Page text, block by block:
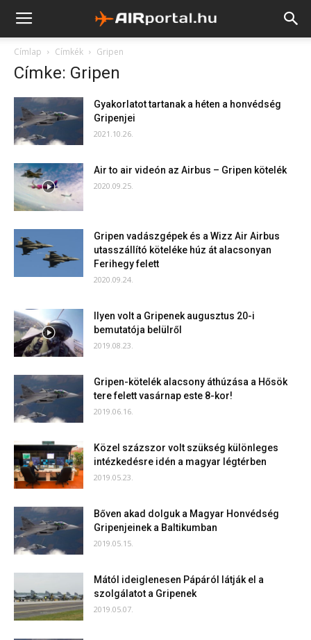
Címlap Címkék Gripen
Címke: Gripen
Gyakorlatot tartanak a héten a honvédség
Gripenjei
2021.10.26.
Air to air videón az Airbus – Gripen kötelék
2020.09.25.
Gripen vadászgépek és a Wizz Air Airbus
utasszállító köteléke húz át alacsonyan
Ferihegy felett
2020.09.24.
Ilyen volt a Gripenek augusztus 20-i
bemutatója belülről
2019.08.23.
Gripen-kötelék alacsony áthúzása a Hősök
tere felett vasárnap este 8-kor!
2019.06.16.
Közel százszor volt szükség különleges
intézkedésre idén a magyar légtérben
2019.05.23.
Bőven akad dolguk a Magyar Honvédség
Gripenjeinek a Baltikumban
2019.05.15.
Mától ideiglenesen Pápáról látják el a
szolgálatot a Gripenek
2019.05.07.